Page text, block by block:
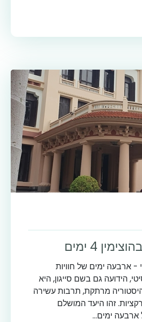
4 ימים
- ארבעה ימים של חוויות
הידועה גם בשם סייגון, היא
מרתקת, תרבות עשירה
זהו היעד המושלם
ימים...